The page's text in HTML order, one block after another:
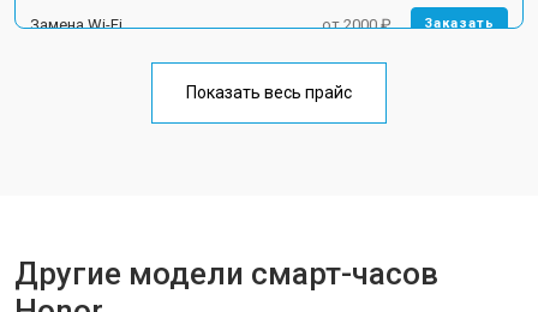
Замена Wi-Fi от 2000 ₽ Заказать
Показать весь прайс
Другие модели смарт-часов